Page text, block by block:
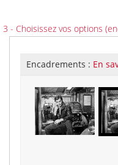
3 - Choisissez vos options
Encadrements : En